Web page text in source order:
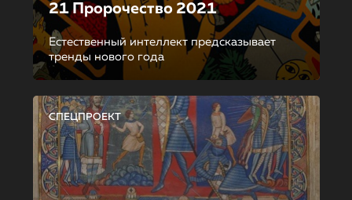
21 Пророчество 2021
Естественный интеллект предсказывает
тренды нового года
СПЕЦПРОЕКТ